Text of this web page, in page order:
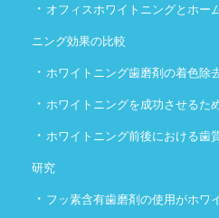
・ オフィスホワイトニングとホー
ニング効果の比較
・ ホワイトニング歯磨剤の着色除
・ ホワイトニングを成功させるた
・ ホワイトニング前後における歯
研究
・ フッ素含有歯磨剤の使用がホワ